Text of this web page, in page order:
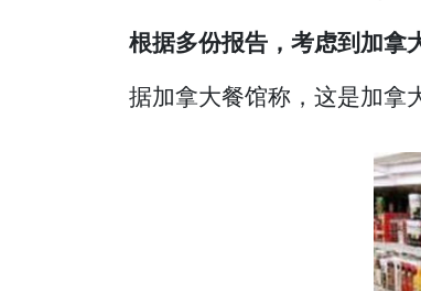
根据多份报告，考虑到加拿
据加拿大餐馆称，这是加拿